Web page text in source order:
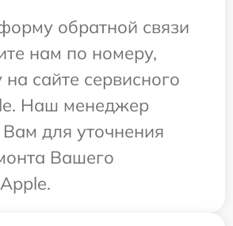
обратной связи
нам по номеру,
сайте сервисного
Наш менеджер
для уточнения
Вашего